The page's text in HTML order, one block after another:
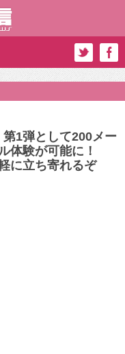
1弾として200メー
体験が可能に！
に立ち寄れるぞ